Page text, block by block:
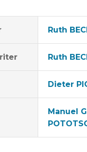
Ruth
Ruth
Dieter
Manuel